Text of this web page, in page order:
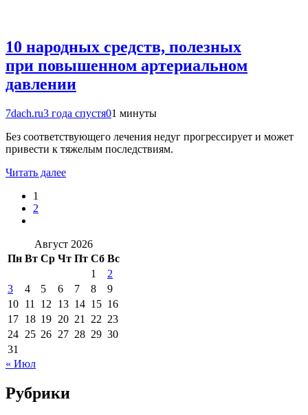
10 народных средств, полезных
при повышенном артериальном
давлении
7dach.ru3 года спустя01 минуты
Без соответствующего лечения недуг прогрессирует и может
привести к тяжелым последствиям.
Читать далее
1
2
Август 2026
Пн Вт Ср Чт Пт Сб Вс
1
2
3
4 5 6 7 8
9
10 11 12 13 14 15 16
17 18 19 20 21 22 23
24 25 26 27 28 29 30
31
« Июл
Рубрики